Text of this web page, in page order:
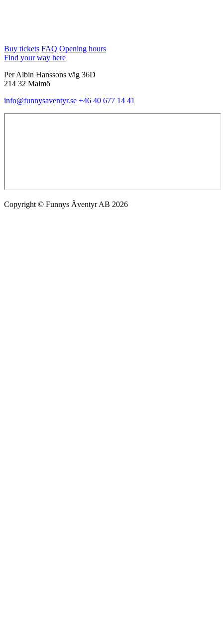
Buy tickets FAQ Opening hours
Find your way here
Per Albin Hanssons väg 36D
214 32 Malmö
info@funnysaventyr.se +46 40 677 14 41
Copyright © Funnys Äventyr AB 2026